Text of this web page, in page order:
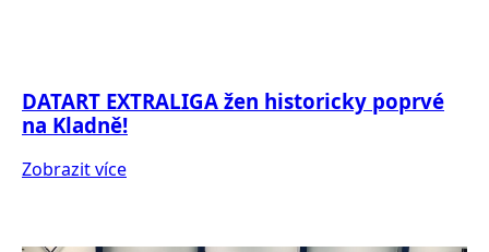
DATART EXTRALIGA žen historicky poprvé
na Kladně!
Zobrazit více